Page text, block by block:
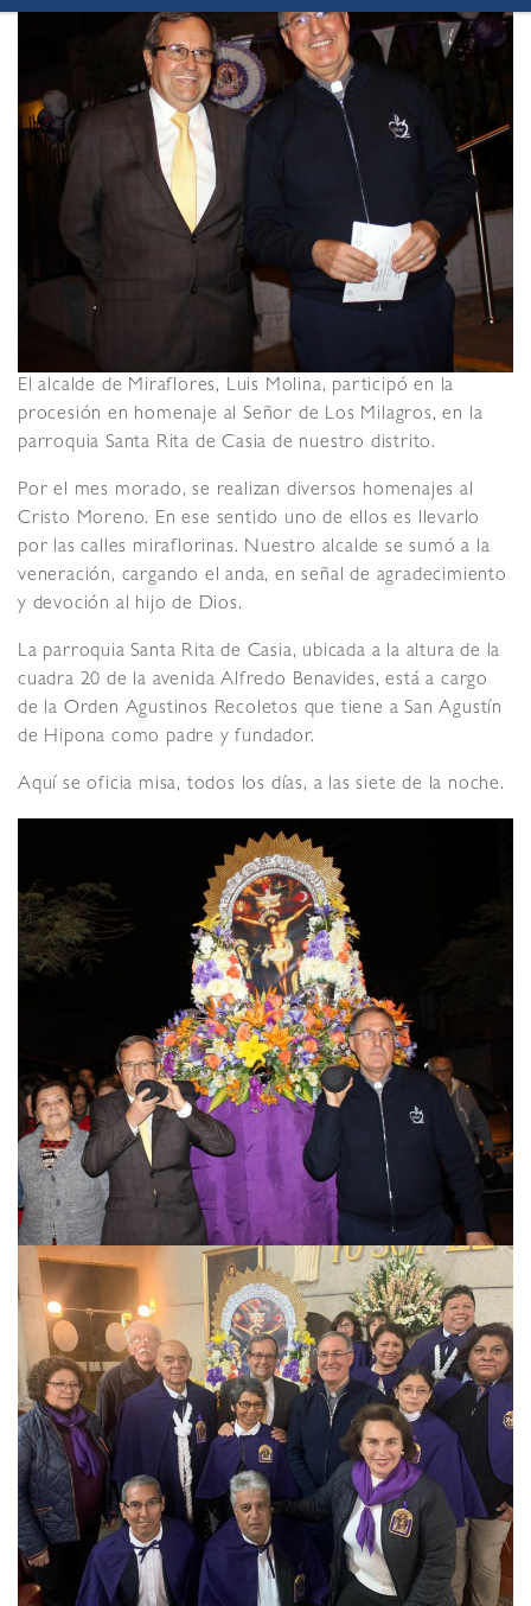
El alcalde de Miraflores, Luis Molina, participó en la
procesión en homenaje al Señor de Los Milagros, en la
parroquia Santa Rita de Casia de nuestro distrito.
Por el mes morado, se realizan diversos homenajes al
Cristo Moreno. En ese sentido uno de ellos es llevarlo
por las calles miraflorinas. Nuestro alcalde se sumó a la
veneración, cargando el anda, en señal de agradecimiento
y devoción al hijo de Dios.
La parroquia Santa Rita de Casia, ubicada a la altura de la
cuadra 20 de la avenida Alfredo Benavides, está a cargo
de la Orden Agustinos Recoletos que tiene a San Agustín
de Hipona como padre y fundador.
Aquí se oficia misa, todos los días, a las siete de la noche.